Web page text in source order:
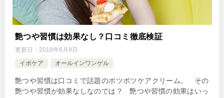
艶つや習慣は効果なし？口コミ徹底検証
更新日： 2018年6月8日
イボケア
オールインワンゲル
艶つや習慣は口コミで話題のポツポツケアクリーム。 その
艶つや習慣が効果なしなのでは？ 艶つや習慣の効果はいっ